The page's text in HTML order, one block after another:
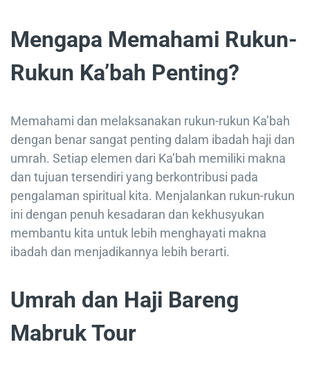
Mengapa Memahami Rukun-
Rukun Ka’bah Penting?
Memahami dan melaksanakan rukun-rukun Ka’bah
dengan benar sangat penting dalam ibadah haji dan
umrah. Setiap elemen dari Ka’bah memiliki makna
dan tujuan tersendiri yang berkontribusi pada
pengalaman spiritual kita. Menjalankan rukun-rukun
ini dengan penuh kesadaran dan kekhusyukan
membantu kita untuk lebih menghayati makna
ibadah dan menjadikannya lebih berarti.
Umrah dan Haji Bareng
Mabruk Tour